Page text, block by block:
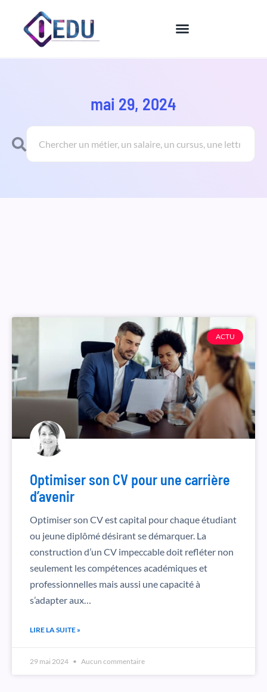
contenu
mai 29, 2024
Rechercher
Rechercher
ACTU
Optimiser son CV pour une carrière
d’avenir
Optimiser son CV est capital pour chaque étudiant
ou jeune diplômé désirant se démarquer. La
construction d’un CV impeccable doit refléter non
seulement les compétences académiques et
professionnelles mais aussi une capacité à
s’adapter aux…
LIRE LA SUITE »
29 mai 2024 Aucun commentaire